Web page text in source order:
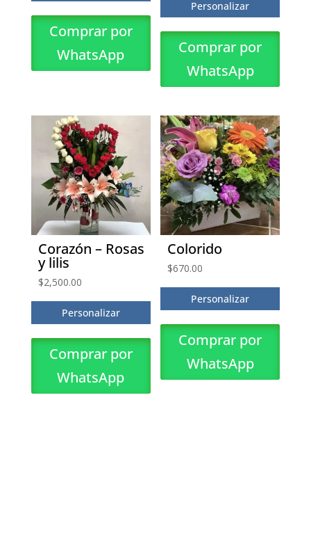
Comprar por
WhatsApp
Personalizar
Comprar por
WhatsApp
Corazón – Rosas
y lilis
$2,500.00
Personalizar
Comprar por
WhatsApp
Colorido
$670.00
Personalizar
Comprar por
WhatsApp